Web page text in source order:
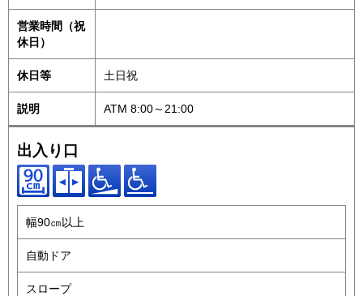
営業時間（祝
休日）
休日等 土日祝
説明 ATM 8:00～21:00
出入り口
幅90㎝以上
自動ドア
スロープ